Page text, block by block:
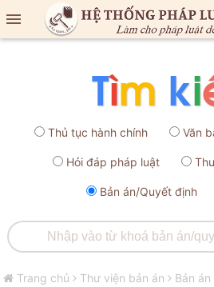

Thủ tục hành chính Văn
Hỏi đáp pháp luật
Bản án/Quyết định
Trang chủ Thư viện bản án
Bản